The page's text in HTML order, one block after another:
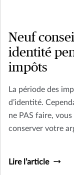
Neuf
identité
impôts
La période des
d’identité.
ne PAS faire,
conserver votre
Lire l’article